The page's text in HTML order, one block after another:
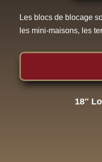
Les blocs de blocage
les mini-maisons, les
18″